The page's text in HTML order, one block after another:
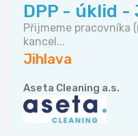
DPP - úklid -
Přijmeme pracovníka
kancel...
Jihlava
Aseta Cleaning a.s.